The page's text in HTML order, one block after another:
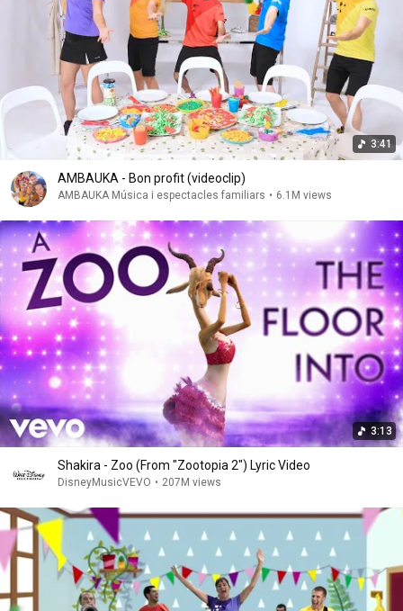
3:41
AMBAUKA - Bon profit (videoclip)
AMBAUKA Música i espectacles familiars • 6.1M views
3:13
Shakira - Zoo (From "Zootopia 2") Lyric Video
DisneyMusicVEVO • 207M views